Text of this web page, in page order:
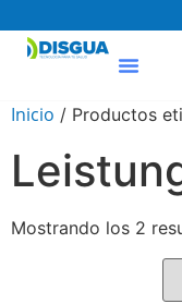
Inicio / Productos
Mostrando los 2